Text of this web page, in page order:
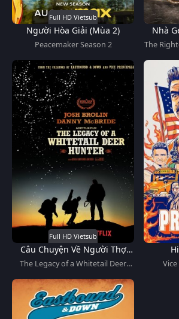
Full HD Vietsub
Người Hòa Giải (Mùa 2)
Peacemaker Season 2
Nhà
The
Full HD Vietsub
Câu Chuyện Về Người Thợ
Săn Hươu Đuôi Trắng
The Legacy of a Whitetail Deer